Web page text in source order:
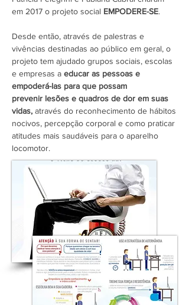
em 2017 o projeto social EMPODERE-SE.
Desde então, através de palestras e
vivências destinadas ao público em geral, o
projeto tem ajudado grupos sociais, escolas
e empresas a educar as pessoas e
empoderá-las para que possam
prevenir lesões e quadros de dor em suas
vidas, através do reconhecimento de hábitos
nocivos, percepção corporal e como praticar
atitudes mais saudáveis para o aparelho
locomotor.